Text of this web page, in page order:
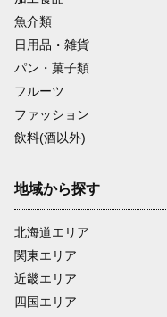
魚介類
日用品・雑貨
パン・菓子類
フルーツ
ファッション
飲料(酒以外)
地域から探す
北海道エリア
関東エリア
近畿エリア
四国エリア